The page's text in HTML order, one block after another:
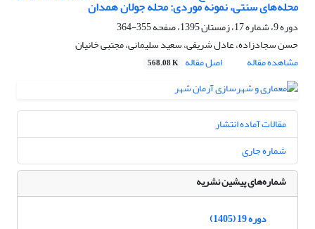
محله‌های سنتی، نمونه موردی: محله جولان همدان
دوره 9، شماره 17، زمستان 1395، صفحه
355-364
حسن سجادزاده، عادل شریفی، سعید سلیمانی، مجتبی خانیان
مشاهده مقاله
اصل مقاله 568.08 K
مقالات آماده انتشار
شماره جاری
شماره‌های پیشین نشریه
دوره 19 (1405)